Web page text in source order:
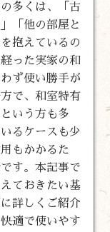
多くは、「古
「他の部屋と
抱えているの
った実家の和
ず使い勝手が
で、和室特有
いう方も多
るケースも少
もかかるた
す。本記事で
ておきたい基
詳しくご紹介
適で使いやす